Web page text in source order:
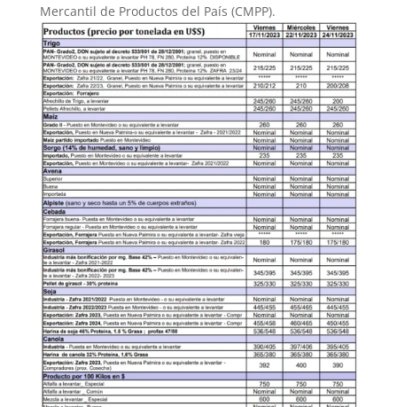
Mercantil de Productos del País (CMPP).